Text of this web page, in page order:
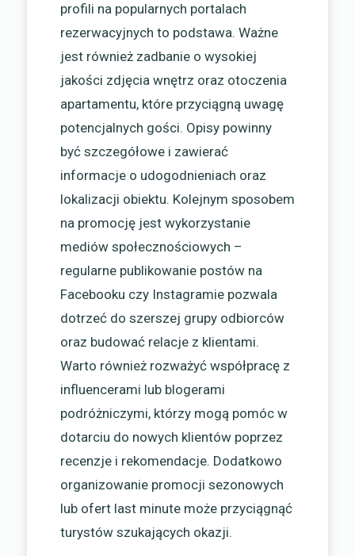
profili na popularnych portalach
rezerwacyjnych to podstawa. Ważne
jest również zadbanie o wysokiej
jakości zdjęcia wnętrz oraz otoczenia
apartamentu, które przyciągną uwagę
potencjalnych gości. Opisy powinny
być szczegółowe i zawierać
informacje o udogodnieniach oraz
lokalizacji obiektu. Kolejnym sposobem
na promocję jest wykorzystanie
mediów społecznościowych –
regularne publikowanie postów na
Facebooku czy Instagramie pozwala
dotrzeć do szerszej grupy odbiorców
oraz budować relacje z klientami.
Warto również rozważyć współpracę z
influencerami lub blogerami
podróżniczymi, którzy mogą pomóc w
dotarciu do nowych klientów poprzez
recenzje i rekomendacje. Dodatkowo
organizowanie promocji sezonowych
lub ofert last minute może przyciągnąć
turystów szukających okazji.